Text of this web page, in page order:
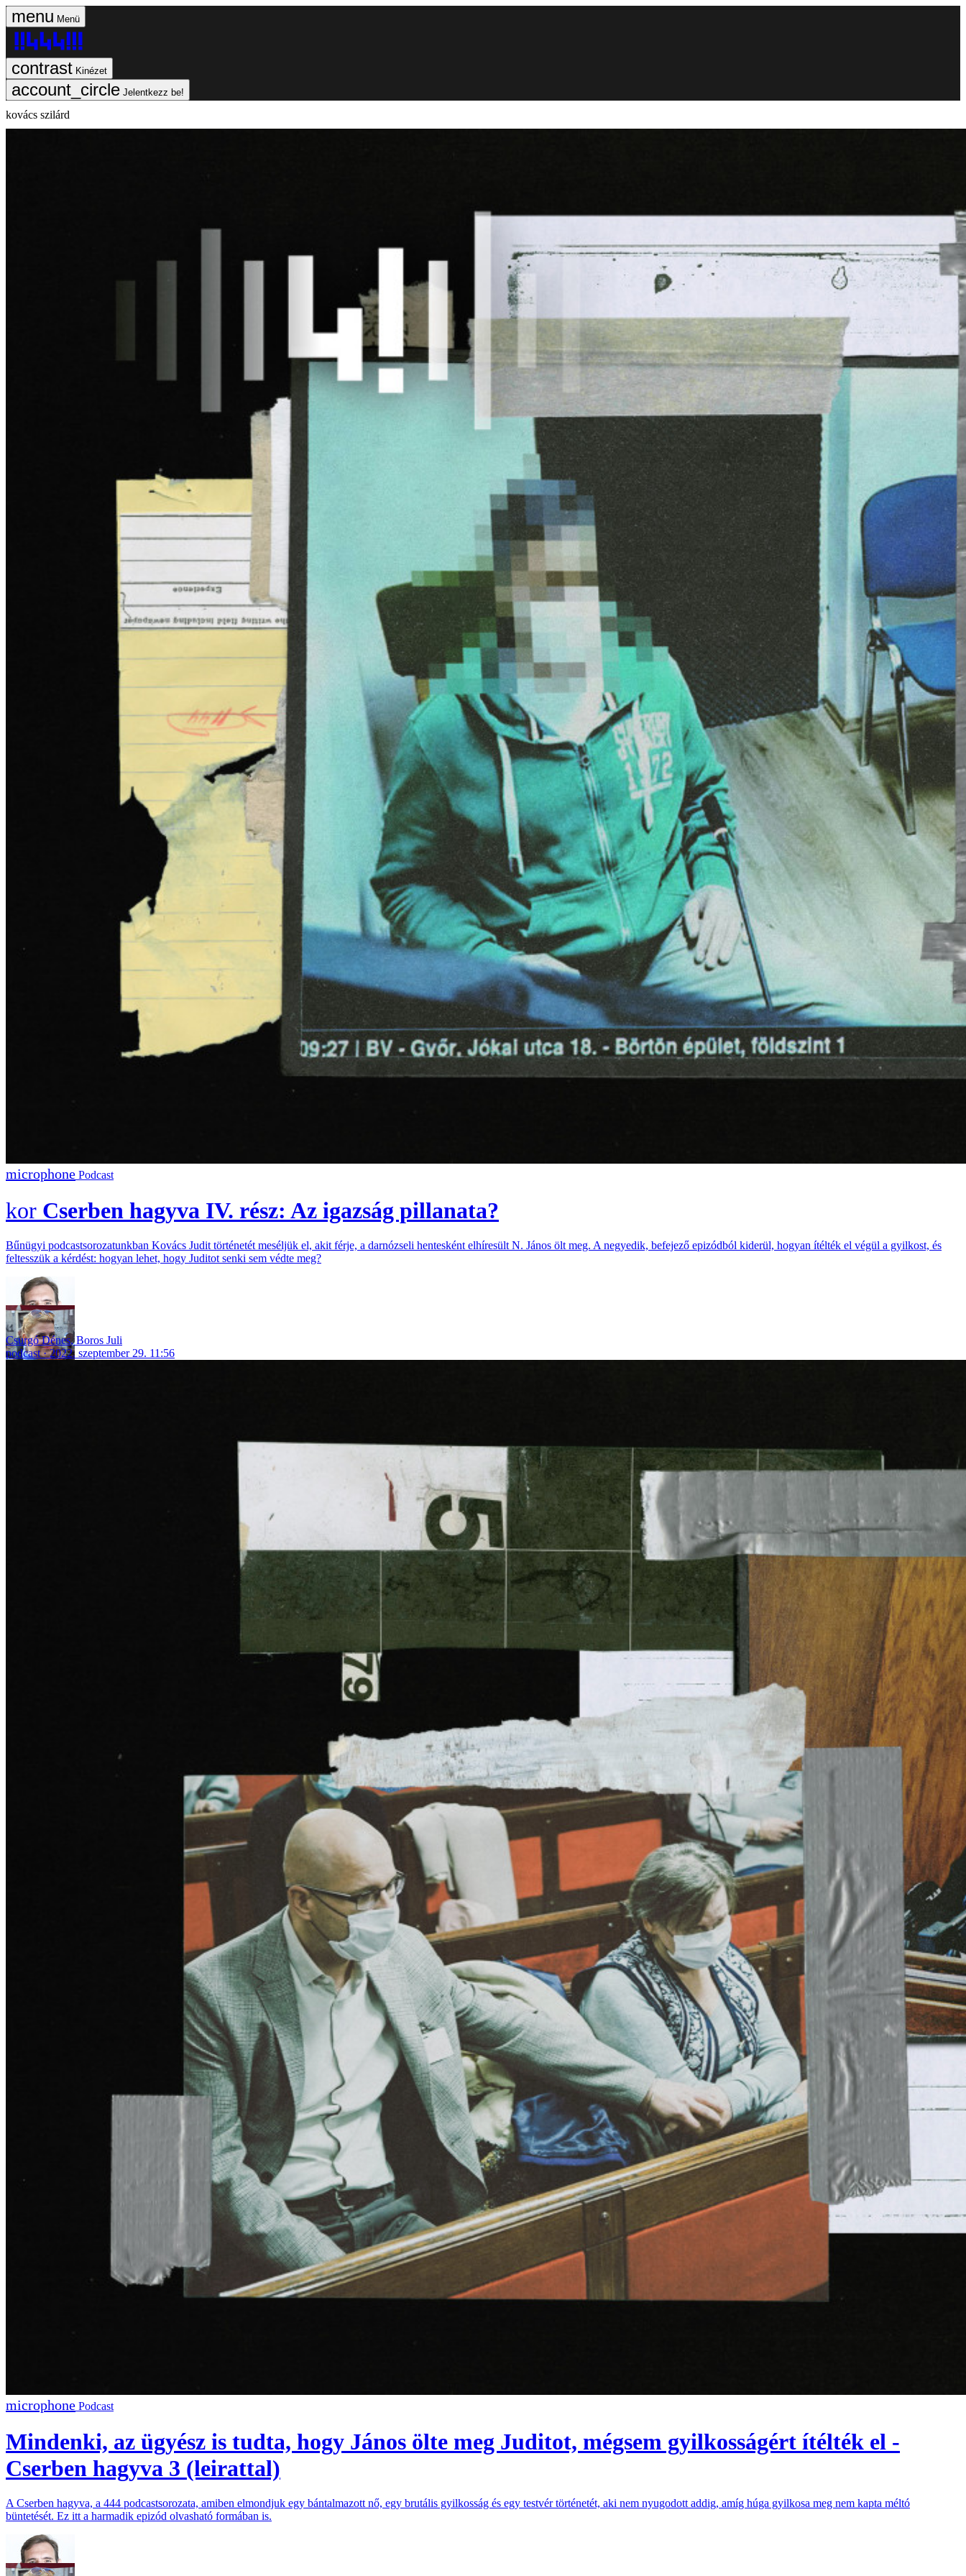
Menü
Kinézet
Jelentkezz be!
kovács szilárd
Podcast
Cserben hagyva IV. rész: Az igazság pillanata?
Bűnügyi podcastsorozatunkban Kovács Judit történetét meséljük el, akit férje, a darnózseli hentesként elhíresült N. János ölt meg. A negyedik, befejező epizódból kiderül, hogyan ítélték el végül a gyilkost, és
feltesszük a kérdést: hogyan lehet, hogy Juditot senki sem védte meg?
Csurgó Dénes,Boros Juli
podcast
2022. szeptember 29. 11:56
Podcast
Mindenki, az ügyész is tudta, hogy János ölte meg Juditot, mégsem gyilkosságért ítélték el -
Cserben hagyva 3 (leirattal)
A Cserben hagyva, a 444 podcastsorozata, amiben elmondjuk egy bántalmazott nő, egy brutális gyilkosság és egy testvér történetét, aki nem nyugodott addig, amíg húga gyilkosa meg nem kapta méltó
büntetését. Ez itt a harmadik epizód olvasható formában is.